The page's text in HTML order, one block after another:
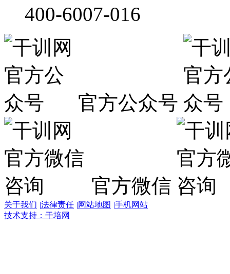
400-6007-016
官方公众号
官方微信
关于我们 |法律责任 |网站地图 |手机网站
技术支持：干培网